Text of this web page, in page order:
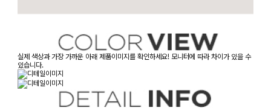
실제 색상과 가장 가까운 아래 제품이미지를 확인하세요! 모니터에 따라 차이가 있을 수
있습니다.